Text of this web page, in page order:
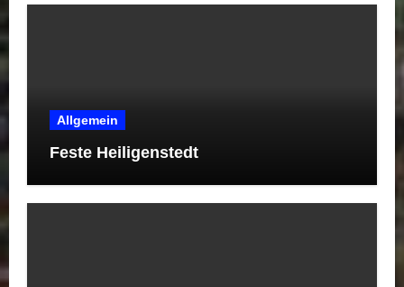
Allgemein
Feste Heiligenstedt